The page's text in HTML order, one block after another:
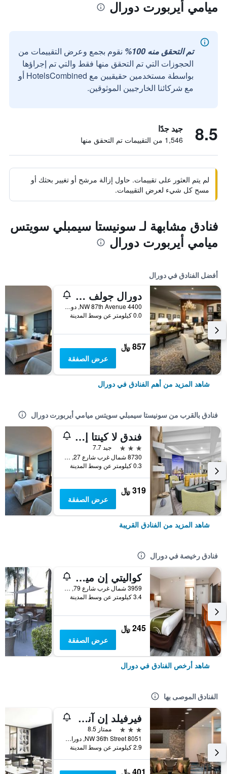
ميامي أيربورت دورال
تم التحقق منه 100%
نقوم بجمع وعرض التقييمات من
الحجوزات التي تم التحقق منها فقط والتي تم إجراؤها
بواسطة مستخدمين حقيقيين مع HotelsCombined أو
مع شركائنا الخارجيين الموثوقين.
8.5 جيد جدًا
1,546 من التقييمات تم التحقق منها
لم يتم العثور على تقييمات. حاول إزالة مرشح أو تغيير بحثك أو
مسح كل شيء لعرض التقييمات.
فنادق مشابهة لـ سونيستا سيمبلي سويتس
ميامي أيربورت دورال
أفضل الفنادق في دورال
دورال جولف ريزورت آند سبا ميامي
4400 NW 87th Avenue, دورال, FL, الولايات المتحدة الأميريكية
0.0 كيلومتر عن وسط المدينة
857 ﷼
عرض الصفقة
شاهد المزيد من أهم الفنادق في دورال
فنادق بالقرب من سونيستا سيمبلي سويتس ميامي أيربورت دورال
فندق لا كينتا إن آند سويتس ميامي إيربورت ويست
3 نجوم
جيد 7.7
8730 شمال غرب شارع 27, دورال, FL, الولايات المتحدة الأميريكية
0.3 كيلومتر عن وسط المدينة
319 ﷼
عرض الصفقة
شاهد المزيد من الفنادق القريبة
فنادق رخيصة في دورال
كواليتي إن ميامي إيربورت - دورال
3959 شمال غرب شارع 79, دورال, FL, الولايات المتحدة الأميريكية
3.4 كيلومتر عن وسط المدينة
245 ﷼
عرض الصفقة
شاهد أرخص الفنادق في دورال
الفنادق الموصى بها
فيرفيلد إن آند سويتس باي ماريوت ميامي أيربورت ويست/دورال
3 نجوم
ممتاز 8.5
8051 NW 36th Street, دورال, FL, الولايات المتحدة الأميريكية
2.9 كيلومتر عن وسط المدينة